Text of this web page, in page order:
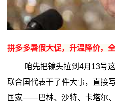
拼多多暑假大促，升温降价，
咱先把镜头拉到4月13号
联合国代表干了件大事，直接
国家——巴林、沙特、卡塔尔